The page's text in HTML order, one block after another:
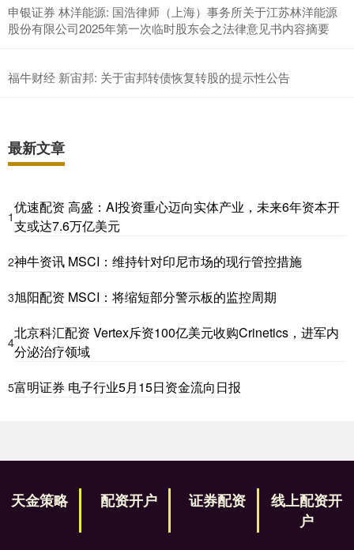
申银证券 林洋能源: 国浩律师（上海）事务所关于江苏林洋能源
股份有限公司2025年第一次临时股东会之法律意见书内容摘要
福牛财经 新宙邦: 关于宙邦转债恢复转股的提示性公告
最新文章
1
优速配资 高盛：AI投资重心迈向实体产业，未来6年资本开
支或达7.6万亿美元
2神牛资讯 MSCI：维持针对印尼市场的现行管控措施
3旭阳配资 MSCI：将缩短部分警示板的监控周期
4
北京科汇配资 Vertex斥资100亿美元收购Crinetics，进军内
分泌治疗领域
5富明证券 电子行业5月15日资金流向日报
天金策略 配资开户 证券配资
线上配资开
户